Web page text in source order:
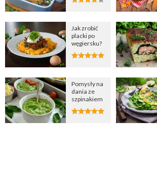
Jak zrobić
placki po
węgiersku?
Pomysły na
dania ze
szpinakiem